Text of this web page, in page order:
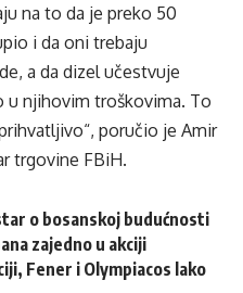
na to da je preko 50
i da oni trebaju
a da dizel učestvuje
u njihovim troškovima. To
poručio je Amir
trgovine FBiH.
o bosanskoj budućnosti
zajedno u akciji
Fener i Olympiacos lako